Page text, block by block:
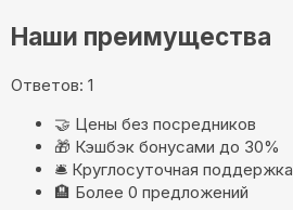
Наши преимущества
Ответов: 1
🤝 Цены без посредников
🎁 Кэшбэк бонусами до 30%
🛎️ Круглосуточная поддержка
🏨 Более 0 предложений